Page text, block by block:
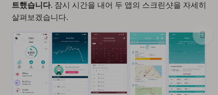
트했습니다. 잠시 시간을 내어 두 앱의 스크린샷을 자세히
살펴보겠습니다.